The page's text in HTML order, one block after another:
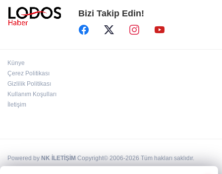
Müsavat Dervişoğlu Balıkesir'e "Bayrak
Kaldırıyorum" Mitingi çağrısında bulundu!
Bizi Takip Edin!
Künye
Çerez Politikası
Gizlilik Politikası
Kullanım Koşulları
İletişim
Powered by NK İLETİŞİM Copyright© 2006-2026 Tüm hakları saklıdır.